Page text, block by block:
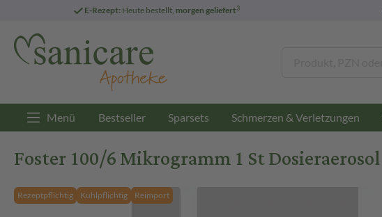
E-Rezept: Heute bestellt, morgen geliefert3
Menü Bestseller Sparsets Schmerzen & Verletzungen
Foster 100/6 Mikrogramm 1 St Dosieraerosol
Rezeptpflichtig Kühlpflichtig Reimport